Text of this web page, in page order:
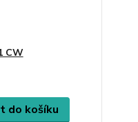
CW
do košíku